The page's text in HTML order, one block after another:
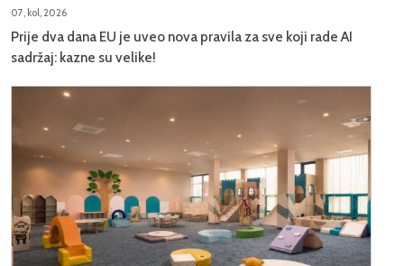
07, kol, 2026
Prije dva dana EU je uveo nova pravila za sve koji rade AI
sadržaj: kazne su velike!